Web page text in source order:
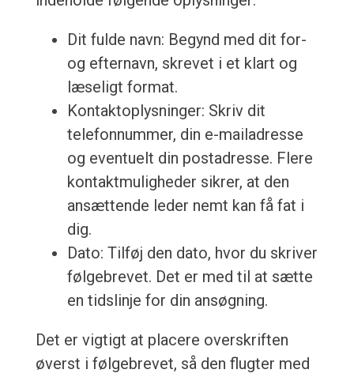
Dit fulde navn: Begynd med dit for-
og efternavn, skrevet i et klart og
læseligt format.
Kontaktoplysninger: Skriv dit
telefonnummer, din e-mailadresse
og eventuelt din postadresse. Flere
kontaktmuligheder sikrer, at den
ansættende leder nemt kan få fat i
dig.
Dato: Tilføj den dato, hvor du skriver
følgebrevet. Det er med til at sætte
en tidslinje for din ansøgning.
Det er vigtigt at placere overskriften
øverst i følgebrevet, så den flugter med